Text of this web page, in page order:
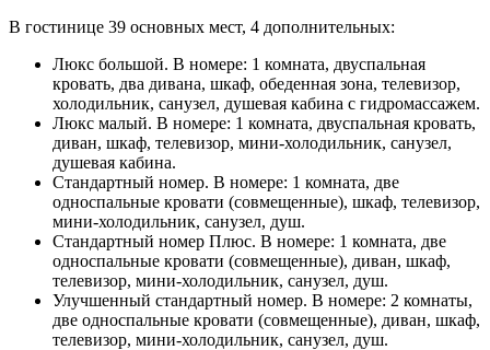
В гостинице 39 основных мест, 4 дополнительных:
Люкс большой. В номере: 1 комната, двуспальная
кровать, два дивана, шкаф, обеденная зона, телевизор,
холодильник, санузел, душевая кабина с гидромассажем.
Люкс малый. В номере: 1 комната, двуспальная кровать,
диван, шкаф, телевизор, мини-холодильник, санузел,
душевая кабина.
Стандартный номер. В номере: 1 комната, две
односпальные кровати (совмещенные), шкаф, телевизор,
мини-холодильник, санузел, душ.
Стандартный номер Плюс. В номере: 1 комната, две
односпальные кровати (совмещенные), диван, шкаф,
телевизор, мини-холодильник, санузел, душ.
Улучшенный стандартный номер. В номере: 2 комнаты,
две односпальные кровати (совмещенные), диван, шкаф,
телевизор, мини-холодильник, санузел, душ.